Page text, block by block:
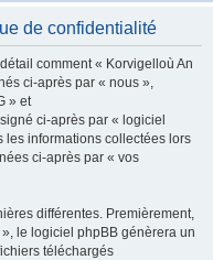
de confidentialité
comment « Korvigelloù An
ci-après par « nous »,
» et
ci-après par « logiciel
les informations collectées lors
ci-après par « vos
différentes. Premièrement,
le logiciel phpBB génèrera un
téléchargés